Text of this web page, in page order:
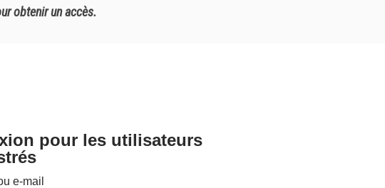
obtenir un accès.
pour les utilisateurs
e-mail